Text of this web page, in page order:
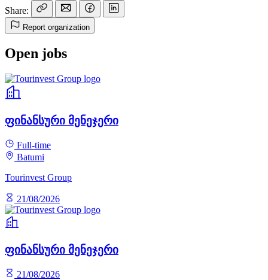
Share:
Report organization
Open jobs
ფინანსური მენეჯერი
Full-time
Batumi
Tourinvest Group
21/08/2026
ფინანსური მენეჯერი
21/08/2026